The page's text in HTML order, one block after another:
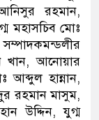
রহমান,
মহাসচিব মোঃ
খান, আনোয়ার
হান্নান,
রহমান মাসুম,
উদ্দিন, যুগ্ম